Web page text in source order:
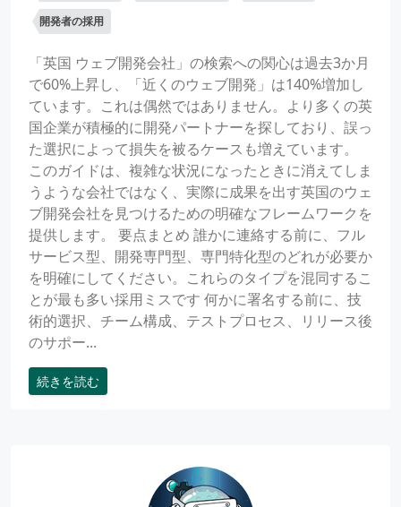
開発者の採用
「英国 ウェブ開発会社」の検索への関心は過去3か月
で60%上昇し、「近くのウェブ開発」は140%増加し
ています。これは偶然ではありません。より多くの英
国企業が積極的に開発パートナーを探しており、誤っ
た選択によって損失を被るケースも増えています。
このガイドは、複雑な状況になったときに消えてしま
うような会社ではなく、実際に成果を出す英国のウェ
ブ開発会社を見つけるための明確なフレームワークを
提供します。 要点まとめ 誰かに連絡する前に、フル
サービス型、開発専門型、専門特化型のどれが必要か
を明確にしてください。これらのタイプを混同するこ
とが最も多い採用ミスです 何かに署名する前に、技
術的選択、チーム構成、テストプロセス、リリース後
のサポー...
続きを読む